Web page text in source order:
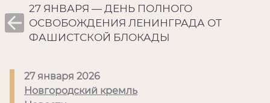
27 ЯНВАРЯ — ДЕНЬ ПОЛНОГО
ОСВОБОЖДЕНИЯ ЛЕНИНГРАДА ОТ
ФАШИСТСКОЙ БЛОКАДЫ
27 января 2026
Новгородский кремль